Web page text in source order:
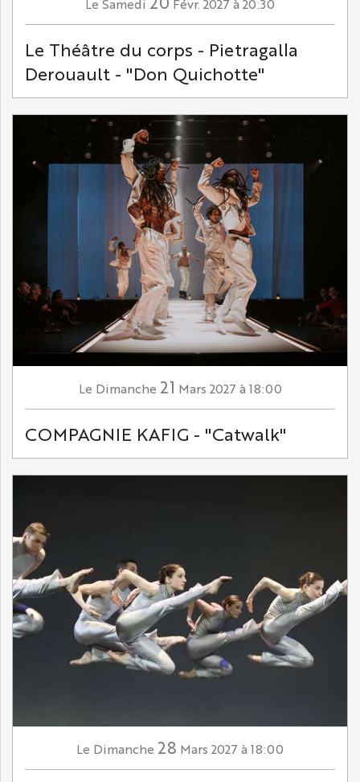
Le Samedi Févr. 2027à 20:30
Le Théâtre du corps - Pietragalla
Derouault - "Don Quichotte"
Le Dimanche 21 Mars 2027 à 18:00
COMPAGNIE KAFIG - "Catwalk"
Le Dimanche 28 Mars 2027à 18:00